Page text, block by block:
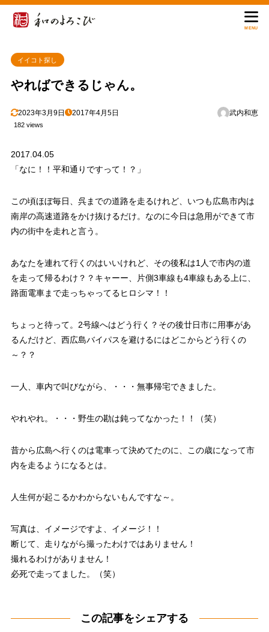
MENU
イイコト探し
やればできるじゃん。
2023年3月9日 2017年4月5日 武内和恵
182 views
2017.04.05
「なに！！平和通りですって！？」
この頃ほぼ毎日、呉までの道路を走るけれど、いつも広島市内は
南岸の高速道路をかけ抜けるだけ。なのに今日は急用ができて市
内の街中を走れと言う。
あなたを連れて行くのはいいけれど、その後私は1人で市内の道
を走って帰るわけ？？キャーー、片側3車線も4車線もある上に、
路面電車まで走っちゃってるヒロシマ！！
ちょっと待って。2号線へはどう行く？その後廿日市に用事があ
るんだけど、西広島バイパスを避けるにはどこからどう行くの
～？？
一人、車内で叫びながら、・・・無事帰宅できました。
やれやれ。・・・野生の勘は鈍ってなかった！！（笑）
昔から広島へ行くのは電車って決めてたのに、この歳になって市
内を走るようになるとは。
人生何が起こるかわからないもんですな～。
写真は、イメージですよ、イメージ！！
断じて、走りながら撮ったわけではありません！
撮れるわけがありません！
必死で走ってました。（笑）
この記事をシェアする